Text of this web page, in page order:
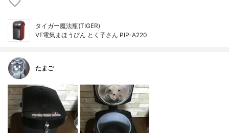
タイガー魔法瓶(TIGER)
VE電気まほうびん とく子さん PIP-A220
たまご